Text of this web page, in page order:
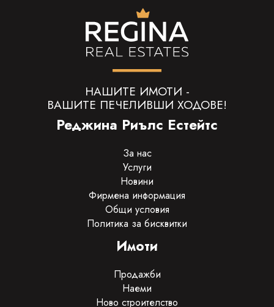
НАШИТЕ ИМОТИ -
ВАШИТЕ ПЕЧЕЛИВШИ ХОДОВЕ!
Реджина Риълс Естейтс
За нас
Услуги
Новини
Фирмена информация
Общи условия
Политика за бисквитки
Имоти
Продажби
Наеми
Ново строителство